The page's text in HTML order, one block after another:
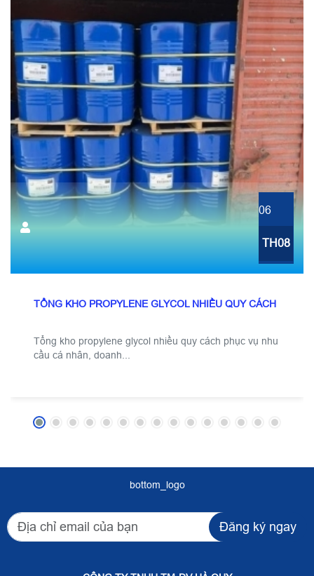
06
TH08
TỔNG KHO PROPYLENE GLYCOL NHIỀU QUY CÁCH
Tổng kho propylene glycol nhiều quy cách phục vụ nhu
cầu cá nhân, doanh...
bottom_logo
Đăng ký ngay